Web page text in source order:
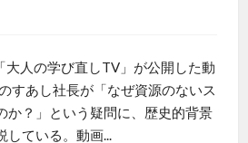
大人の学び直しTV」が公開した動
すあし社長が「なぜ資源のないス
か？」という疑問に、歴史的背景
している。動画...